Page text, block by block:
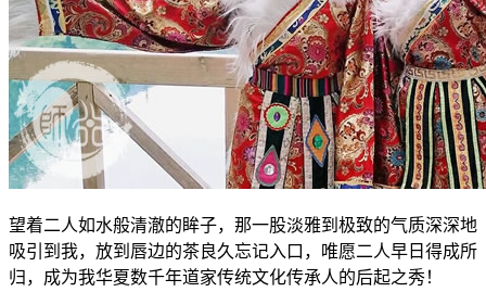
望着二人如水般清澈的眸子，那一股淡雅到极致的气质深深地
吸引到我，放到唇边的茶良久忘记入口，唯愿二人早日得成所
归，成为我华夏数千年道家传统文化传承人的后起之秀！